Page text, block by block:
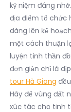
kỷ niệm đáng
địa điểm tổ chức
dàng lên kế
một cách thuận
luyện tinh thần
đơn giản chỉ là
tour Hà Giang
Hãy để vùng đất
xúc tác cho tinh